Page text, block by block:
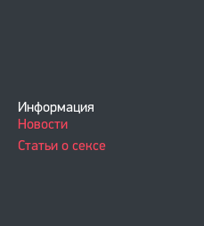
Информация
Новости
Статьи о сексе